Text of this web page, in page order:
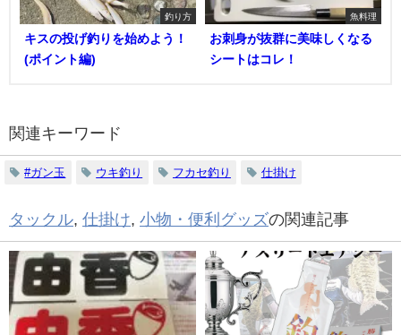
釣り方
キスの投げ釣りを始めよう！
(ポイント編)
魚料理
お刺身が抜群に美味しくなる
シートはコレ！
関連キーワード
#ガン玉 ウキ釣り フカセ釣り 仕掛け
タックル, 仕掛け, 小物・便利グッズの関連記事